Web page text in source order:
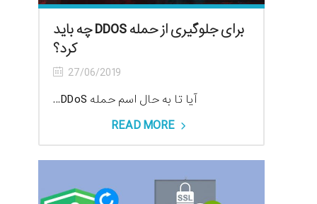
برای جلوگیری از حمله DDOS چه باید
کرد؟
27/06/2019
آیا تا به حال اسم حمله DDoS...
READ MORE